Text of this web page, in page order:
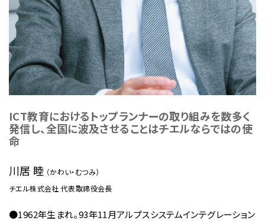
ICT教育におけるトップランナーの取り組みを数多く
発信し、全国に波及させることはチエルならではの使
命
川居 睦 （かわい・むつみ）
チエル株式会社 代表取締役会長
●1962年生まれ。93年11月アルプスシステムインテグレーション